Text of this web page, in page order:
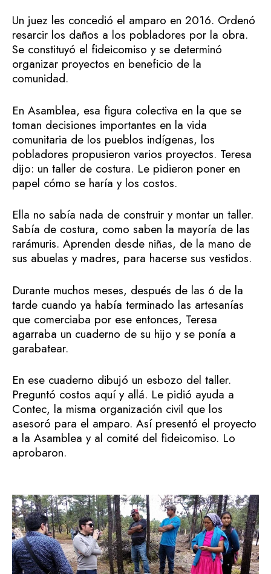
Un juez les concedió el amparo en 2016. Ordenó
resarcir los daños a los pobladores por la obra.
Se constituyó el fideicomiso y se determinó
organizar proyectos en beneficio de la
comunidad.
En Asamblea, esa figura colectiva en la que se
toman decisiones importantes en la vida
comunitaria de los pueblos indígenas, los
pobladores propusieron varios proyectos. Teresa
dijo: un taller de costura. Le pidieron poner en
papel cómo se haría y los costos.
Ella no sabía nada de construir y montar un taller.
Sabía de costura, como saben la mayoría de las
rarámuris. Aprenden desde niñas, de la mano de
sus abuelas y madres, para hacerse sus vestidos.
Durante muchos meses, después de las 6 de la
tarde cuando ya había terminado las artesanías
que comerciaba por ese entonces, Teresa
agarraba un cuaderno de su hijo y se ponía a
garabatear.
En ese cuaderno dibujó un esbozo del taller.
Preguntó costos aquí y allá. Le pidió ayuda a
Contec, la misma organización civil que los
asesoró para el amparo. Así presentó el proyecto
a la Asamblea y al comité del fideicomiso. Lo
aprobaron.